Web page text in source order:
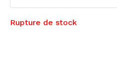
Rupture de stock